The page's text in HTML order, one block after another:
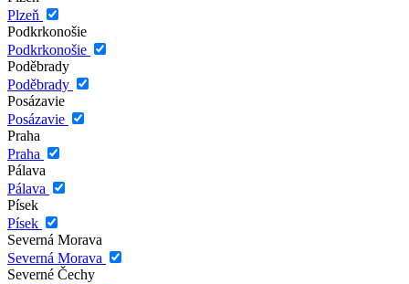
Plzeň
Podkrkonošie
Podkrkonošie
Poděbrady
Poděbrady
Posázavie
Posázavie
Praha
Praha
Pálava
Pálava
Písek
Písek
Severná Morava
Severná Morava
Severné Čechy